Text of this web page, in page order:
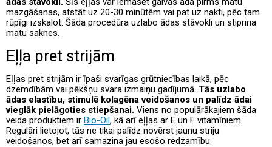
mazgāšanas, atstāt uz 20-30 minūtēm vai pat uz nakti, pēc tam
rūpīgi izskalot. Šāda procedūra uzlabo ādas stāvokli un stiprina
matu saknes.
Eļļa pret strijām
Eļļas pret strijām ir īpaši svarīgas grūtniecības laikā, pēc
dzemdībām vai pēkšņu svara izmaiņu gadījumā. Tās uzlabo
ādas elastību, stimulē kolagēna veidošanos un palīdz ādai
vieglāk pielāgoties stiepšanai. Viens no populārākajiem šāda
veida produktiem ir Bio-Oil, kā arī eļļas ar E un F vitamīniem.
Regulāri lietojot, tās ne tikai palīdz novērst jaunu striju
veidošanos, bet arī samazina jau esošo redzamību.